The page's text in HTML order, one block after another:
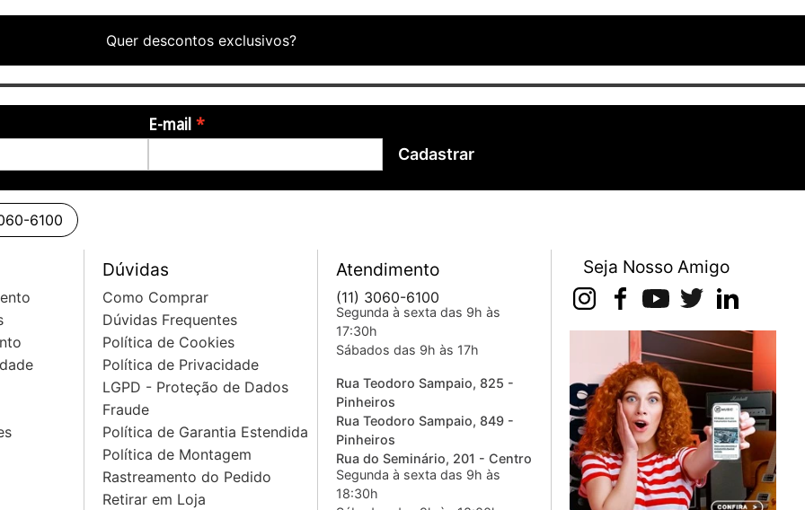
Quer descontos exclusivos?
E-mail
Cadastrar
6100
Dúvidas
Como Comprar
Dúvidas Frequentes
Política de Cookies
Política de Privacidade
LGPD - Proteção de Dados
Fraude
Política de Garantia Estendida
Política de Montagem
Rastreamento do Pedido
Retirar em Loja
Atendimento
(11) 3060-6100
Segunda à sexta das 9h às
17:30h
Sábados das 9h às 17h
Rua Teodoro Sampaio, 825 -
Pinheiros
Rua Teodoro Sampaio, 849 -
Pinheiros
Rua do Seminário, 201 - Centro
Segunda à sexta das 9h às
18:30h
Seja Nosso Amigo